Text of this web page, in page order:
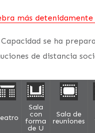
más detenidamente
se ha
de distancia
Sala
con
forma
de U
Sala de
reuniones